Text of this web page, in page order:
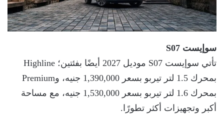
سوإيست S07
تأتي سوإيست S07 موديل 2027 أيضًا بفئتين؛ Highline
بمحرك 1.5 لتر تيربو بسعر 1,390,000 جنيه، وPremium
بمحرك 1.6 لتر تيربو بسعر 1,530,000 جنيه، مع مساحة
أكبر وتجهيزات أكثر تطورًا.